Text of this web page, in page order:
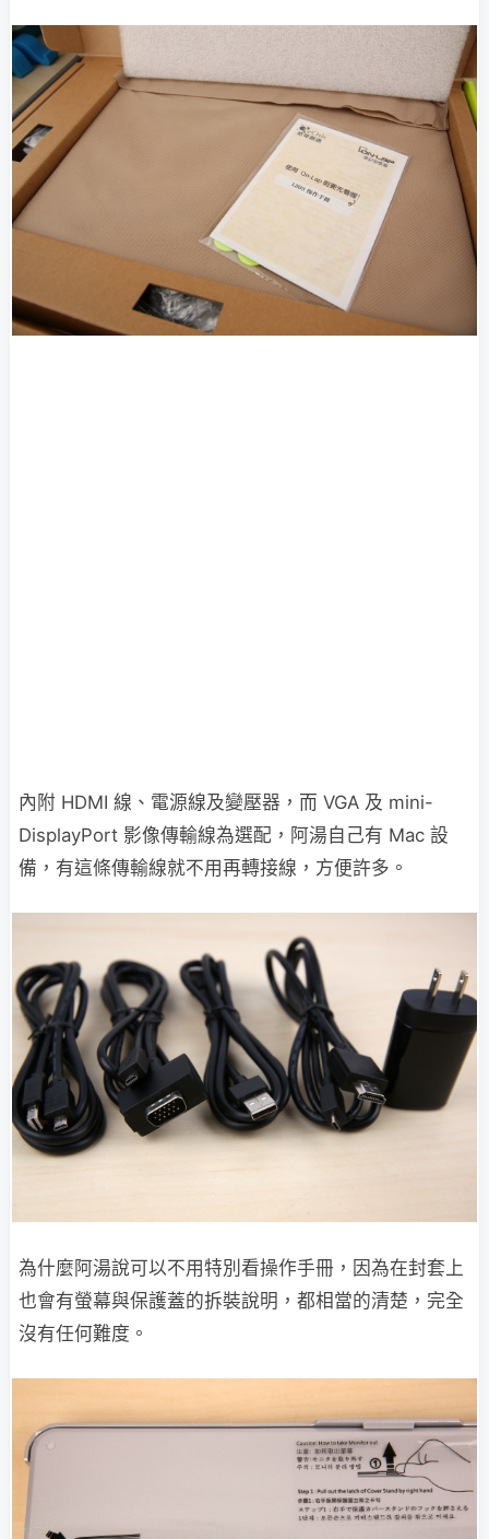
內附 HDMI 線、電源線及變壓器，而 VGA 及 mini-
DisplayPort 影像傳輸線為選配，阿湯自己有 Mac 設
備，有這條傳輸線就不用再轉接線，方便許多。
為什麼阿湯說可以不用特別看操作手冊，因為在封套上
也會有螢幕與保護蓋的拆裝說明，都相當的清楚，完全
沒有任何難度。